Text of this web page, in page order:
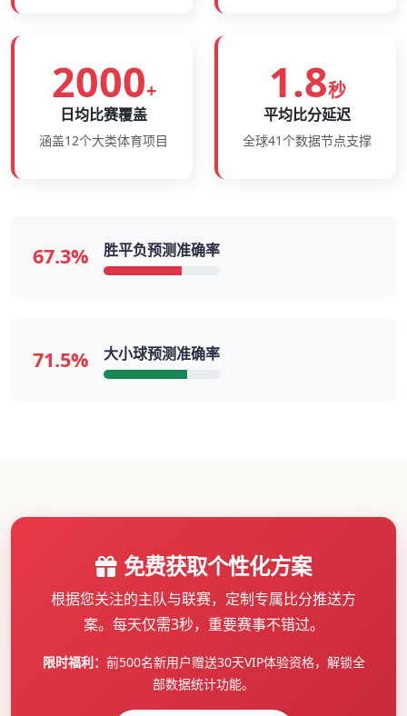
2000+
日均比赛覆盖
涵盖12个大类体育项目
1.8秒
平均比分延迟
全球41个数据节点支撑
67.3% 胜平负预测准确率
71.5% 大小球预测准确率
免费获取个性化方案
根据您关注的主队与联赛，定制专属比分推送方
案。每天仅需3秒，重要赛事不错过。
限时福利： 前500名新用户赠送30天VIP体验资格，解锁全
部数据统计功能。